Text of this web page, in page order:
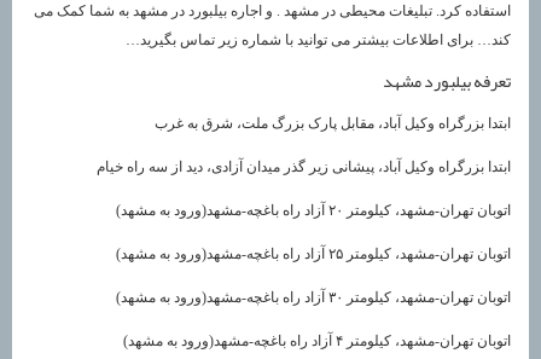
استفاده کرد. تبلیغات محیطی در مشهد . و اجاره بیلبورد در مشهد به شما کمک می
کند… برای اطلاعات بیشتر می توانید با شماره زیر تماس بگیرید…
تعرفه بیلبورد مشهد
ابتدا بزرگراه وکیل آباد، مقابل پارک بزرگ ملت، شرق به غرب
ابتدا بزرگراه وکیل آباد، پیشانی زیر گذر میدان آزادی، دید از سه راه خیام
اتوبان تهران-مشهد، کیلومتر ۲۰ آزاد راه باغچه-مشهد(ورود به مشهد)
اتوبان تهران-مشهد، کیلومتر ۲۵ آزاد راه باغچه-مشهد(ورود به مشهد)
اتوبان تهران-مشهد، کیلومتر ۳۰ آزاد راه باغچه-مشهد(ورود به مشهد)
اتوبان تهران-مشهد، کیلومتر ۴ آزاد راه باغچه-مشهد(ورود به مشهد)